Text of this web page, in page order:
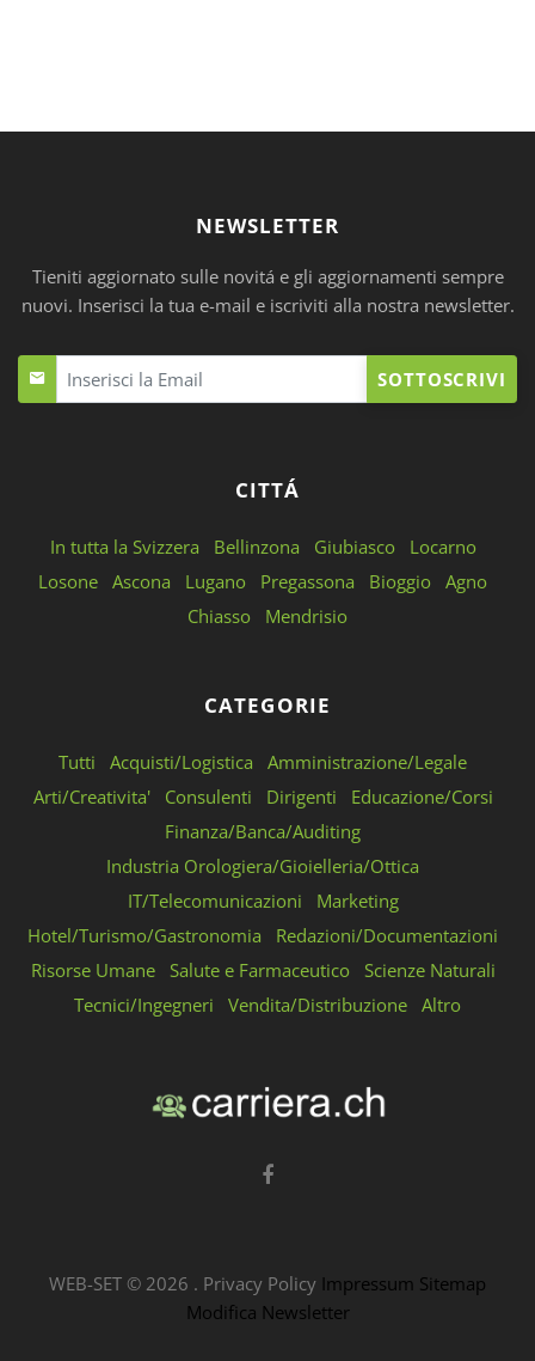
NEWSLETTER
Tieniti aggiornato sulle novitá e gli aggiornamenti sempre
nuovi. Inserisci la tua e-mail e iscriviti alla nostra newsletter.
SOTTOSCRIVI
CITTÁ
In tutta la Svizzera Bellinzona Giubiasco
Locarno
Losone Ascona Lugano Pregassona Bioggio Agno
Chiasso
Mendrisio
CATEGORIE
Tutti Acquisti/Logistica
Amministrazione/Legale
Arti/Creativita'
Consulenti Dirigenti
Educazione/Corsi
Finanza/Banca/Auditing
Industria Orologiera/Gioielleria/Ottica
IT/Telecomunicazioni
Marketing
Hotel/Turismo/Gastronomia
Redazioni/Documentazioni
Risorse Umane
Salute e Farmaceutico
Scienze Naturali
Tecnici/Ingegneri
Vendita/Distribuzione Altro
WEB-SET © 2026 . Privacy Policy Impressum Sitemap
Modifica Newsletter